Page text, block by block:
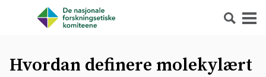
Søk Meny
Hvordan definere molekylært